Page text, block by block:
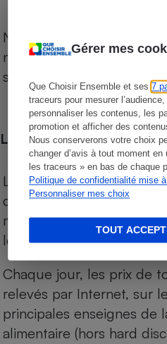
Gérer mes
Que Choisir Ensemble et ses7
traceurs pour mesurer
personnaliser les contenus, les
promotion et afficher des
Nous conserverons votre choix
changer d’avis à tout moment
les traceurs » en bas de chaque
Politique de confidentialité mise
Personnaliser mes choix
TOUT
Notre comparateur de
niveau de prix des
sur le territoire français.
Les comparaisons de prix
Les comparaisons sont
des produits des
marques de distributeurs
leurs équivalents chez
Chaque jour, les prix de
relevés par Internet, sur
principales enseignes de
alimentaire (hors hard